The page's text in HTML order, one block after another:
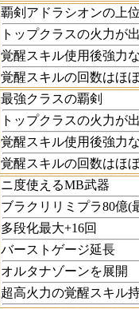
覇剣アドラシオンの上
トップクラスの火力が
覚醒スキル使用後強力
覚醒スキルの回数はほ
最強クラスの覇剣
トップクラスの火力が
覚醒スキル使用後強力
覚醒スキルの回数はほ
ニ度使えるMB武器
ブラクリリミプラ80億(
多段化最大+16回
バーストゲージ延長
オルタナゾーンを展開
超高火力の覚醒スキル